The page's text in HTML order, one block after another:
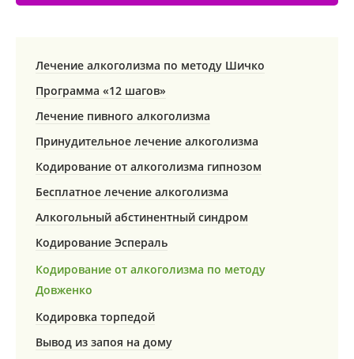
Лечение алкоголизма по методу Шичко
Программа «12 шагов»
Лечение пивного алкоголизма
Принудительное лечение алкоголизма
Кодирование от алкоголизма гипнозом
Бесплатное лечение алкоголизма
Алкогольный абстинентный синдром
Кодирование Эспераль
Кодирование от алкоголизма по методу
Довженко
Кодировка торпедой
Вывод из запоя на дому